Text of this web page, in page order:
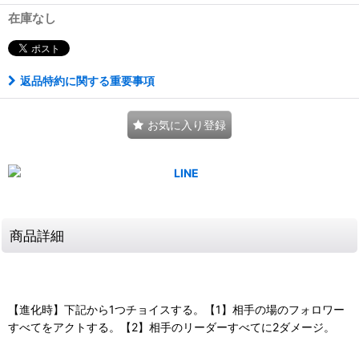
在庫なし
返品特約に関する重要事項
お気に入り登録
商品詳細
【進化時】下記から1つチョイスする。【1】相手の場のフォロワー
すべてをアクトする。【2】相手のリーダーすべてに2ダメージ。